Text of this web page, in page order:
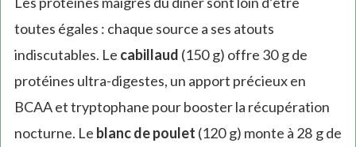
toutes égales : chaque source a ses atouts
indiscutables. Le cabillaud (150 g) offre 30 g de
protéines ultra-digestes, un apport précieux en
BCAA et tryptophane pour booster la récupération
nocturne. Le blanc de poulet (120 g) monte à 28 g de